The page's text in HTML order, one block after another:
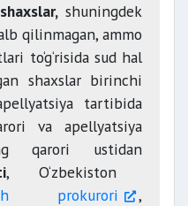
shuningdek
qilinmagan, ammo
to‘g‘risida sud hal
shaxslar birinchi
tartibida
va apellyatsiya
qarori ustidan
, O‘zbekiston
prokurori
,